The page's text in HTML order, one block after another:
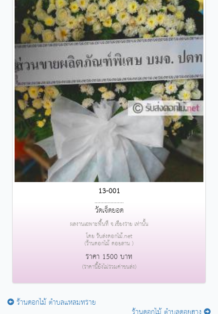
13-001
....................
วัดเจ็ดยอด
ผลงานเฉพาะพื้นที่ จ.เชียงราย เท่านั้น
โดย รับส่งดอกไม้.net
(ร้านดอกไม้ ดอยลาน )
ราคา 1500 บาท
(ราคานี้ยังไม่รวมค่าขนส่ง)
ร้านดอกไม้ ตำบลแหลมทราย